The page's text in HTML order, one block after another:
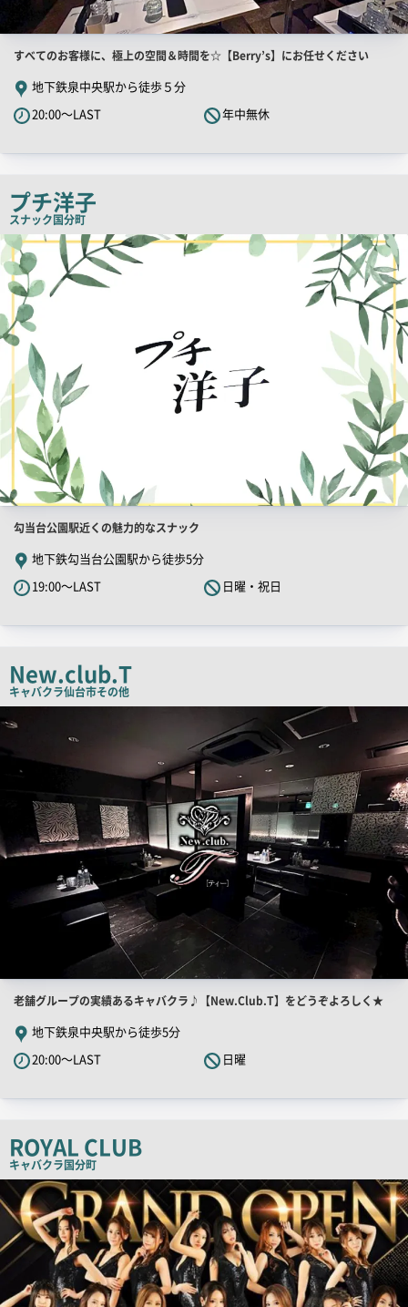
店
舗
PR
キ
コ
ピ
ー
すべてのお客様に、極上の空間＆時間を☆【Berry’s】にお任せください
地下鉄泉中央駅から徒歩５分
20:00～LAST
年中無休
プチ洋子
スナック国分町
店
舗
PR
画
像
店
舗
PR
キ
コ
ピ
ー
勾当台公園駅近くの魅力的なスナック
地下鉄勾当台公園駅から徒歩5分
19:00～LAST
日曜・祝日
New.club.T
キャバクラ仙台市その他
舗
画
店
舗
PR
キ
コ
ピ
ー
老舗グループの実績あるキャバクラ♪【New.Club.T】をどうぞよろしく★
地下鉄泉中央駅から徒歩5分
20:00～LAST
日曜
ROYAL CLUB
キャバクラ国分町
店
舗
PR
像